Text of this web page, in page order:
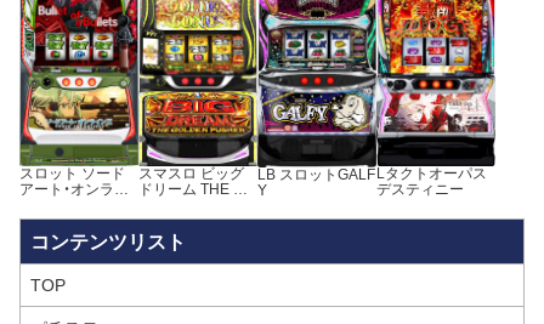
スロット ソード
アート・オンライ
スマスロ ビッグ
ドリーム THE GO
LB スロットGALF
Y
Lタクトオーパス
デスティニー
TOP